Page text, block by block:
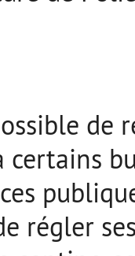
de
certains
régler